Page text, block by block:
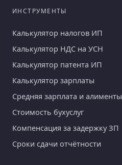
ИНСТРУМЕНТЫ
Калькулятор налогов ИП
Калькулятор НДС на УСН
Калькулятор патента ИП
Калькулятор зарплаты
Средняя зарплата и алименты
Стоимость бухуслуг
Компенсация за задержку ЗП
Сроки сдачи отчётности